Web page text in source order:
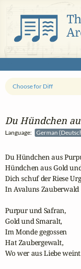
Du Hündchen
Language: German
Choose for Diff
Du Hündchen aus
Hündchen aus Gold
Dich schuf der Riese
In Avaluns Zauberwald
Purpur und Safran,
Gold und Smaralt,
Im Monde gegossen
Hat Zaubergewalt,
Wo wer aus Liebe